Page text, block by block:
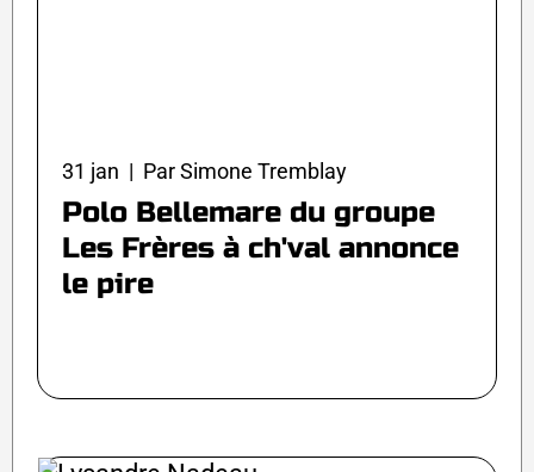
31 jan | Par Simone Tremblay
Polo Bellemare du groupe
Les Frères à ch'val annonce
le pire